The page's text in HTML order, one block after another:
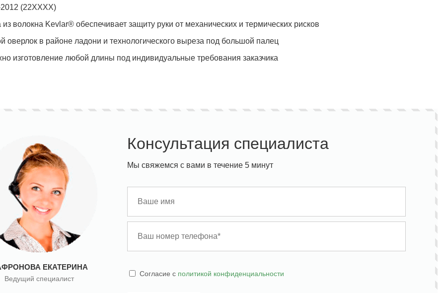
(22XXXX)
волокна Kevlar® обеспечивает защиту руки от механических и термических рисков
оверлок в районе ладони и технологического выреза под большой палец
изготовление любой длины под индивидуальные требования заказчика
ЕКАТЕРИНА
Ведущий специалист
Консультация специалиста
Мы свяжемся с вами в течение 5 минут
Cогласие с политикой конфиденциальности